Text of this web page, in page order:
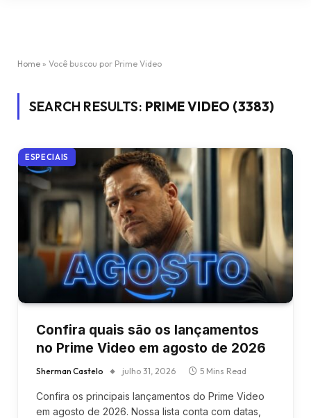
Home » Você buscou por Prime Video
SEARCH RESULTS: PRIME VIDEO (3383)
ESPECIAIS
Confira quais são os lançamentos
no Prime Video em agosto de 2026
Sherman Castelo julho 31, 2026 5 Mins Read
Confira os principais lançamentos do Prime Video
em agosto de 2026. Nossa lista conta com datas,